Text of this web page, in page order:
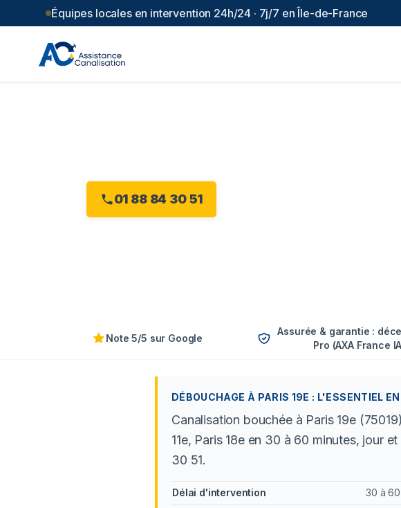
Équipes locales en intervention 24h/24 · 7j/7 en Île-de-France
01 88 84 30 51
Note 5/5 sur Google
Assurée & garantie :
Pro (AXA France
DÉBOUCHAGE À PARIS 19E : L'ESSENTIEL
Canalisation bouchée à Paris 19e
11e, Paris 18e en 30 à 60 minutes, jour
30 51.
Délai d'intervention
30 à